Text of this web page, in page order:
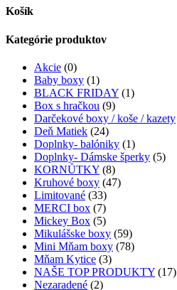
Košík
Kategórie produktov
Akcie (0)
Baby boxy (1)
BLACK FRIDAY (1)
Box s hračkou (9)
Darčekové boxy / koše / kazety
Deň Matiek (24)
Doplnky- balóniky (1)
Doplnky- Dámske šperky (5)
KORNŮTKY (8)
Kruhové boxy (47)
Limitované (33)
MERCI box (7)
Mickey Box (5)
Mikulášske boxy (59)
Mini Mňam boxy (78)
Mňam Kytice (3)
NAŠE TOP PRODUKTY (17)
Nezaradené (2)